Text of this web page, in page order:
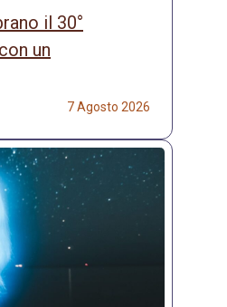
il 30°
un
7 Agosto 2026